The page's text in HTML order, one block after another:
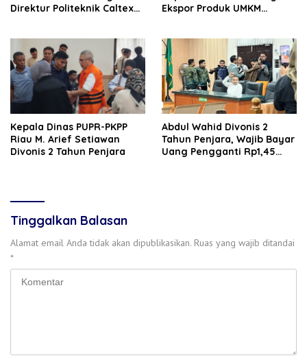
Direktur Politeknik Caltex
Ekspor Produk UMKM
Kepala Dinas PUPR-PKPP
Riau M. Arief Setiawan
Divonis 2 Tahun Penjara
‎‎Abdul Wahid Divonis 2
Tahun Penjara, Wajib Bayar
Uang Pengganti Rp1,45
Tinggalkan Balasan
Alamat email Anda tidak akan dipublikasikan. Ruas yang wajib ditandai
*